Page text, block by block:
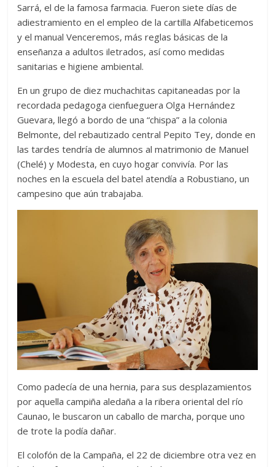
Sarrá, el de la famosa farmacia. Fueron siete días de
adiestramiento en el empleo de la cartilla Alfabeticemos
y el manual Venceremos, más reglas básicas de la
enseñanza a adultos iletrados, así como medidas
sanitarias e higiene ambiental.
En un grupo de diez muchachitas capitaneadas por la
recordada pedagoga cienfueguera Olga Hernández
Guevara, llegó a bordo de una “chispa” a la colonia
Belmonte, del rebautizado central Pepito Tey, donde en
las tardes tendría de alumnos al matrimonio de Manuel
(Chelé) y Modesta, en cuyo hogar convivía. Por las
noches en la escuela del batel atendía a Robustiano, un
campesino que aún trabajaba.
Como padecía de una hernia, para sus desplazamientos
por aquella campiña aledaña a la ribera oriental del río
Caunao, le buscaron un caballo de marcha, porque uno
de trote la podía dañar.
El colofón de la Campaña, el 22 de diciembre otra vez en